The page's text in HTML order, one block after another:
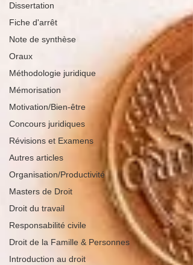
Dissertation
Fiche d'arrêt
Note de synthèse
Oraux
Méthodologie juridique
Mémorisation
Motivation/Bien-être
Concours juridiques
Révisions et Examens
Autres articles
Organisation/Productivité
Masters de Droit
Droit du travail
Responsabilité civile
Droit de la Famille & Personnes
Introduction au droit